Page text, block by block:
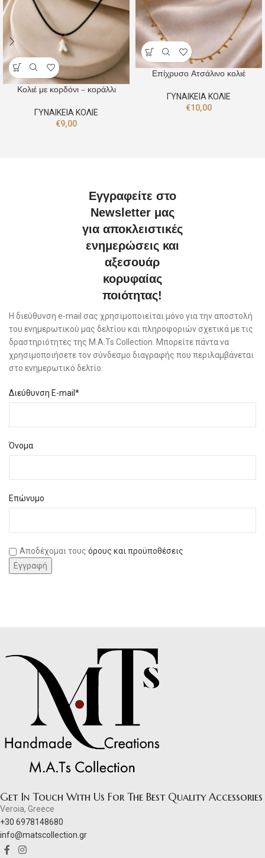
Κολιέ με κορδόνι – κοράλλι
ΓΥΝΑΙΚΕΙΑ ΚΟΛΙΕ
€9,00
Επίχρυσο Ατσάλινο κολιέ
ΓΥΝΑΙΚΕΙΑ ΚΟΛΙΕ
€10,00
Εγγραφείτε στο
Newsletter μας
για αποκλειστικές
ενημερώσεις και
αξεσουάρ
κορυφαίας
ποιότητας!
Η διεύθυνση e-mail σας χρησιμοποιείται μόνο για την αποστολή
του ενημερωτικού μας δελτίου και πληροφοριών σχετικά με τις
δραστηριότητες της M.A.Ts Collection. Μπορείτε πάντα να
χρησιμοποιήσετε τον σύνδεσμο διαγραφής που περιλαμβάνεται
στο ενημερωτικό δελτίο.
Διεύθυνση E-mail*
Όνομα
Επώνυμο
Αποδέχομαι τους όρους και προϋποθέσεις
Get In Touch With Us For The Best Quality Accessories
Veroia, Greece
+30 6978148680
info@matscollection.gr